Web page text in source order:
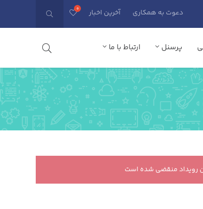
دعوت به همکاری آخرین اخبار
پرسنل ارتباط با ما
رویداد منقضی شده است